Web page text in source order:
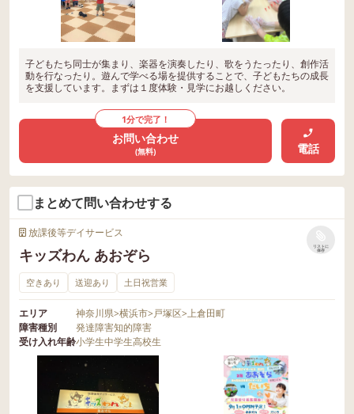
子どもたち同士が集まり、楽器を演奏したり、歌をうたったり、創作活
動を行なったり。遊んで学べる場を提供することで、子どもたちの成長
を支援しています。まずは１度体験・見学にお越しください。
1分で完了！
お問い合わせ
(無料) 電話
まとめて問い合わせする
放課後等デイサービス
キッズわん あおぞら
リストに
保存
空きあり 送迎あり 土日祝営業
エリア 神奈川県>横浜市>戸塚区>上倉田町
障害種別
発達障害知的障害
受け入れ年齢小学生中学生高校生